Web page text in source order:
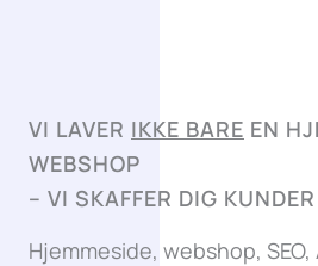
VI LAVER IKKE BARE EN
WEBSHOP
– VI SKAFFER DIG
Hjemmeside, webshop, SEO,